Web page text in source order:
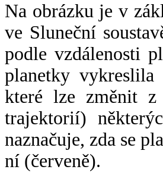
Na obrázku je v
ve Sluneční
podle vzdálenosti
planetky
které lze změnit z
trajektorií)
naznačuje, zda se
ní (červeně).